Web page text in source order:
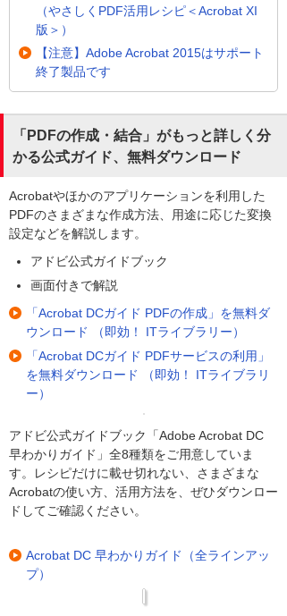
（やさしくPDF活用レシピ＜Acrobat XI
版＞）
【注意】Adobe Acrobat 2015はサポート
終了製品です
「PDFの作成・結合」がもっと詳しく分
かる公式ガイド、無料ダウンロード
Acrobatやほかのアプリケーションを利用した
PDFのさまざまな作成方法、用途に応じた変換
設定などを解説します。
アドビ公式ガイドブック
画面付きで解説
「Acrobat DCガイド PDFの作成」を無料ダ
ウンロード （即効！ ITライブラリー）
「Acrobat DCガイド PDFサービスの利用」
を無料ダウンロード （即効！ ITライブラリ
ー）
アドビ公式ガイドブック「Adobe Acrobat DC
早わかりガイド」全8種類をご用意していま
す。レシピだけに載せ切れない、さまざまな
Acrobatの使い方、活用方法を、ぜひダウンロー
ドしてご確認ください。
Acrobat DC 早わかりガイド（全ラインアッ
プ）